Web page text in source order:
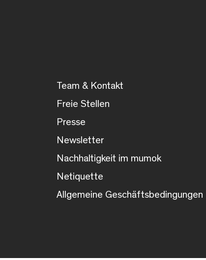
Team & Kontakt
Freie Stellen
Presse
Newsletter
Nachhaltigkeit im mumok
Netiquette
Allgemeine Geschäftsbedingungen